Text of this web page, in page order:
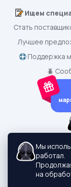
Ищем
Стать
Лучшее
Поддержка
🪲
Мы
работал.
на